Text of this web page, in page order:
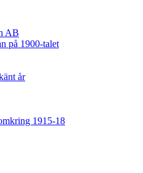
AB
på 1900-talet
år
1915-18